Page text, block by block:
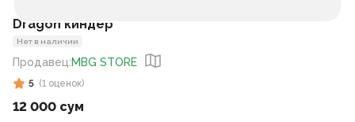
Dragon киндер
Нет в наличии
Продавец:MBG STORE
5 (1 оценок)
12 000 сум